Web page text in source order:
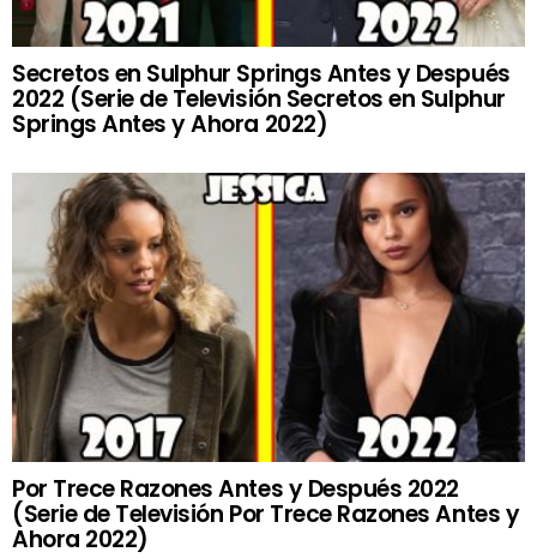
Secretos en Sulphur Springs Antes y Después
2022 (Serie de Televisión Secretos en Sulphur
Springs Antes y Ahora 2022)
Por Trece Razones Antes y Después 2022
(Serie de Televisión Por Trece Razones Antes y
Ahora 2022)